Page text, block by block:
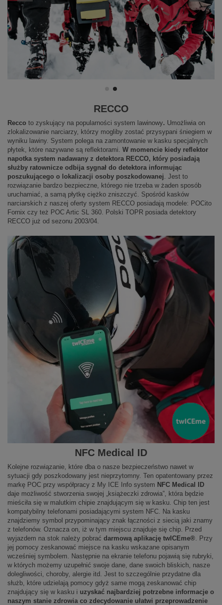
RECCO
Recco to zyskujący na popularności system lawinowy. Umożliwia on
zlokalizowanie narciarzy, którzy mogliby zostać przysypani śniegiem w
wyniku lawiny. System polega na zamontowanie w kasku specjalnych
płytek, które nazywane są reflektorami. W momencie kiedy reflektor
napotka system nadawany z detektora RECCO, który posiadają
służby ratownicze odbija sygnał do detektora informując
poszukującego o lokalizacji osoby poszkodowanej . Jest to
rozwiązanie bardzo bezpieczne, którego nie trzeba w żaden sposób
uruchamiać, a samą płytkę ciężko zniszczyć. Spośród kasków
narciarskich z naszej oferty system RECCO posiadają modele: POCito
Fornix czy też POC Artic SL 360. Polski TOPR posiada detektory
RECCO już od sezonu 2003/04.
NFC Medical ID
Kolejne rozwiązanie, które dba o nasze bezpieczeństwo nawet w
sytuacji gdy poszkodowany jest nieprzytomny. Ten opatentowany przez
markę POC przy współpracy z My ICE Info system NFC Medical ID
daje możliwość stworzenia swojej „książeczki zdrowia”, która będzie
mieściła się w malutkim chipie znajdującym się w kasku. Chip ten jest
kompatybilny telefonami posiadającymi system NFC. Na kasku
znajdziemy symbol przypominający znak łączności z siecią jaki znamy
z telefonów. Oznacza on, iż w tym miejscu znajduje się chip. Przed
wyjazdem na stok należy pobrać darmową aplikację twICEme® . Przy
jej pomocy zeskanować miejsce na kasku wskazane opisanym
wcześniej symbolem. Następnie na ekranie telefonu pojawią się rubryki,
w których możemy uzupełnić swoje dane, dane swoich bliskich, nasze
dolegliwości, choroby, alergie itd. Jest to szczególnie przydatne dla
służb, które udzielają pomocy gdyż same mogą zeskanować chip
znajdujący się w kasku i uzyskać najbardziej potrzebne informacje o
naszym stanie zdrowia co zdecydowanie ułatwi przeprowadzenie